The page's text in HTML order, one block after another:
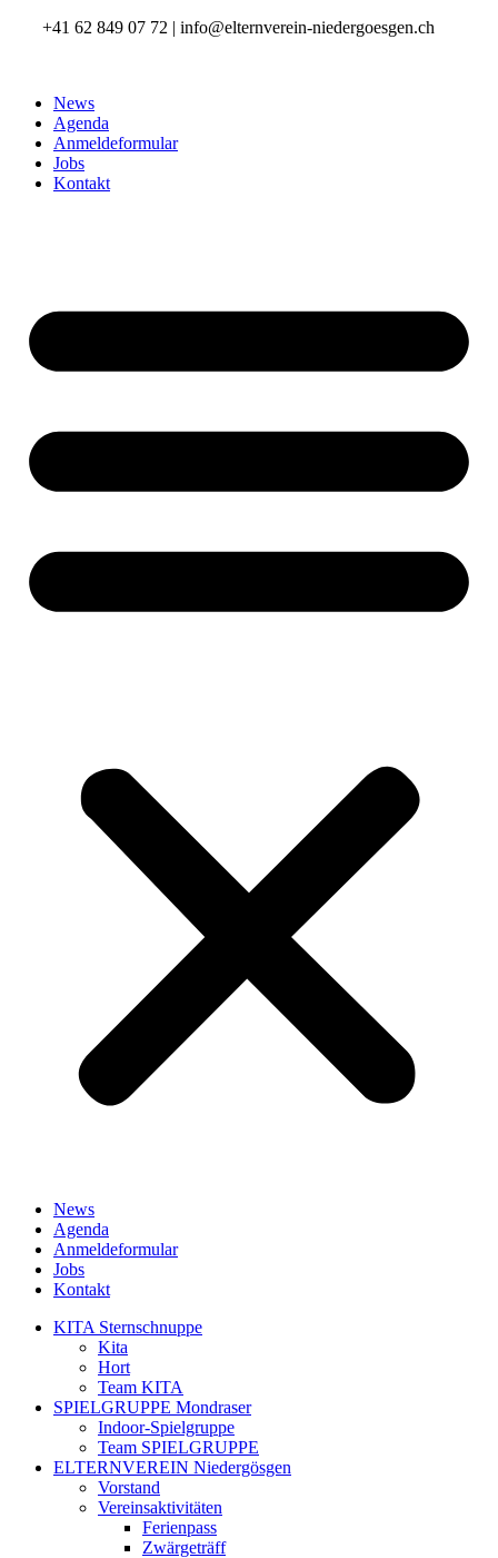
+41 62 849 07 72 | info@elternverein-niedergoesgen.ch
News
Agenda
Anmeldeformular
Jobs
Kontakt
News
Agenda
Anmeldeformular
Jobs
Kontakt
KITA Sternschnuppe
Kita
Hort
Team KITA
SPIELGRUPPE Mondraser
Indoor-Spielgruppe
Team SPIELGRUPPE
ELTERNVEREIN Niedergösgen
Vorstand
Vereinsaktivitäten
Ferienpass
Zwärgeträff